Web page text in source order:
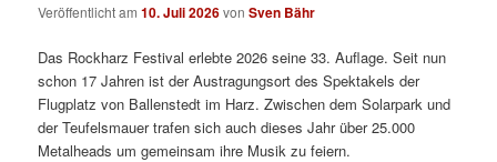
Veröffentlicht am10. Juli 2026vonSven Bähr
Das Rockharz Festival erlebte 2026 seine 33. Auflage. Seit nun
schon 17 Jahren ist der Austragungsort des Spektakels der
Flugplatz von Ballenstedt im Harz. Zwischen dem Solarpark und
der Teufelsmauer trafen sich auch dieses Jahr über 25.000
Metalheads um gemeinsam ihre Musik zu feiern.